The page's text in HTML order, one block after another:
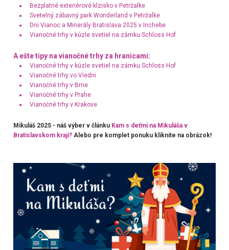
Bezplatné exteriérové klzisko v Petržalke
Svetelný zábavný park Wonderland v Petržalke
Dni Vianoc a Minerály Bratislava 2025 v Inchebe
Vianočné trhy v kúzle svetiel na zámku Schloss Hof
A ešte tipy na vianočné trhy za hranicami:
Vianočné trhy v kúzle svetiel na zámku Schloss Hof
Vianočné trhy vo Viedni
Vianočné trhy v Brne
Vianočné trhy v Prahe
Vianočné trhy v Krakove
Mikuláš 2025 - náš výber v článku Kam s deťmi na Mikuláša v
Bratislavskom kraji?Alebo pre komplet ponuku kliknite na obrázok!